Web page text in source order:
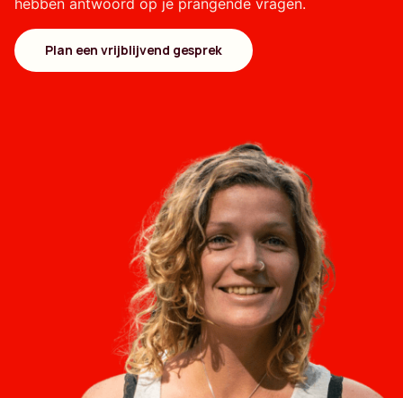
hebben antwoord op je prangende vragen.
Plan een vrijblijvend gesprek